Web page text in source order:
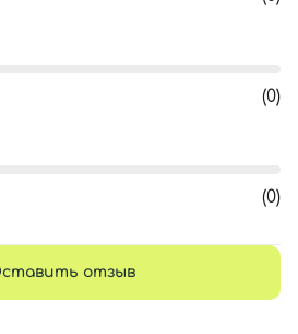
(0)
(0)
отзыв